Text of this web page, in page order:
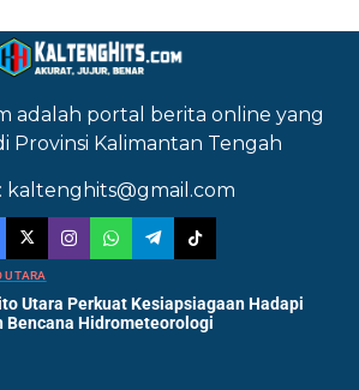
adalah portal berita online yang
Provinsi Kalimantan Tengah
kaltenghits@gmail.com
UTARA
Utara Perkuat Kesiapsiagaan Hadapi
Bencana Hidrometeorologi